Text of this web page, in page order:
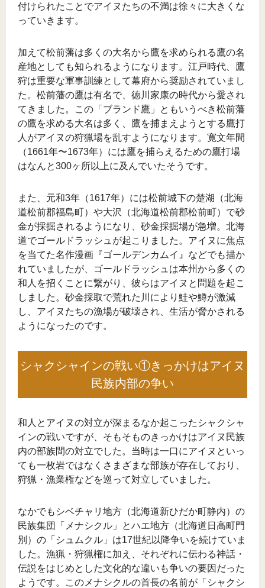
付けられたことでアイヌたちの不満は徐々に大きくな
っていきます。
加えて松前藩は多くの大名から鷹を求められる鷹の名
産地としても知られるようになります。江戸時代、鷹
狩は重要な軍事訓練として幕府から奨励されていまし
た。松前藩の鷹は有名で、徳川家康の時代から愛され
てきました。この「ブランド鷹」ともいうべき松前藩
の鷹を求める大名は多く、鷹を捕まえようとする鷹打
人がアイヌの狩猟場を乱すようになります。寛文年間
（1661年〜1673年）には鷹を捕らえるための鷹打場
はなんと300ヶ所以上に及んでいたそうです。
また、元和3年（1617年）には松前城下の楚湖（北海
道松前郡福島町）や大沢（北海道松前郡松前町）で砂
金が採掘されるようになり、砂金採掘場が急増。北海
道でゴールドラッシュが起こりました。アイヌに焦点
を当てた名作漫画『ゴールデンカムイ』などでも描か
れていましたが、ゴールドラッシュは本州から多くの
和人を招くことに繋がり、彼らはアイヌと問題を起こ
しました。砂金採取で荒れた川により鮭や鱒が激減
し、アイヌたちの漁場が破壊され、生活が脅かされる
ようになったのです。
シャクシャインの戦い①きっかけはアイヌ
民族内部の争い
和人とアイヌの対立が深まるなか起こったシャクシャ
インの戦いですが、そもそものきっかけはアイヌ民族
内の部族間の対立でした。当時は一口にアイヌといっ
ても一枚岩ではなくさまざまな部族が存在しており、
狩猟・漁業権などを巡って対立していました。
なかでもシベチャリ地方（北海道新ひだか町静内）の
民族集団「メナシクル」とハエ地方（北海道日高町門
別）の「シュムクル」は17世紀以降争いを続けていま
した。漁猟・狩猟権に加え、それぞれに伝わる神話・
伝説をはじめとした文化的な違いも争いの要因だった
ようです。このメナシクルの首長の名前が「シャクシ